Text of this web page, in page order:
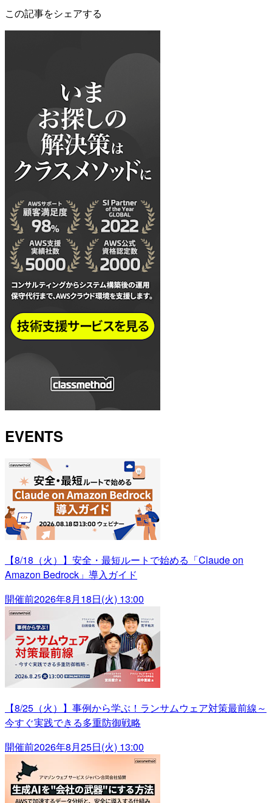
この記事をシェアする
EVENTS
【8/18（火）】安全・最短ルートで始める「Claude on
Amazon Bedrock」導入ガイド
開催前2026年8月18日(火) 13:00
【8/25（火）】事例から学ぶ！ランサムウェア対策最前線～
今すぐ実践できる多重防御戦略
開催前2026年8月25日(火) 13:00